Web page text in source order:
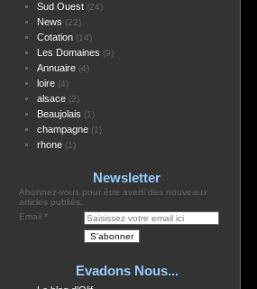
Sud Ouest(24)
News (22)
Cotation(14)
Les Domaines (9)
Annuaire(4)
loire(4)
alsace(2)
Beaujolais (1)
champagne(1)
rhone(1)
Newsletter
Abonnez-vous pour être averti des nouveaux
articles publiés.
Email
Evadons Nous...